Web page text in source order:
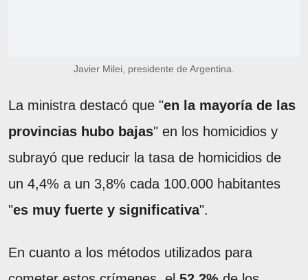
Javier Milei, presidente de Argentina.
La ministra destacó que "en la mayoría de las
provincias hubo bajas" en los homicidios y
subrayó que reducir la tasa de homicidios de
un 4,4% a un 3,8% cada 100.000 habitantes
"es muy fuerte y significativa".
En cuanto a los métodos utilizados para